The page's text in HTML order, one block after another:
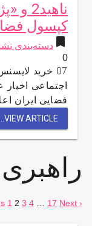
کپسول
bookmark دسته‌بندی
0
اجتماعی
فضایی ایران
VIEW ARTICLE...
‹ Previous
1 2 3 4 17 Next ›